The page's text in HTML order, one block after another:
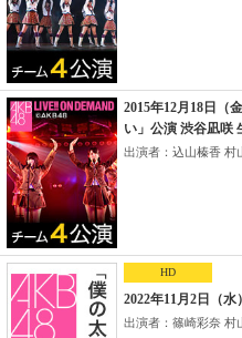
2015年12月18日（
い」公演 渋谷凪咲
出演者：込山榛香 村
HD
2022年11月2日（
出演者：篠崎彩奈 村